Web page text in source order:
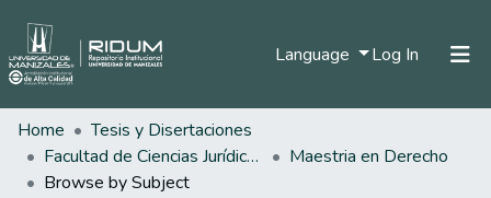
Language Log In (current)
Home
Tesis y Disertaciones
Facultad de Ciencias Jurídicas
Maestria en Derecho
Browse by Subject